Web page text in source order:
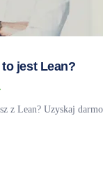
jest Lean?
z Lean? Uzyskaj